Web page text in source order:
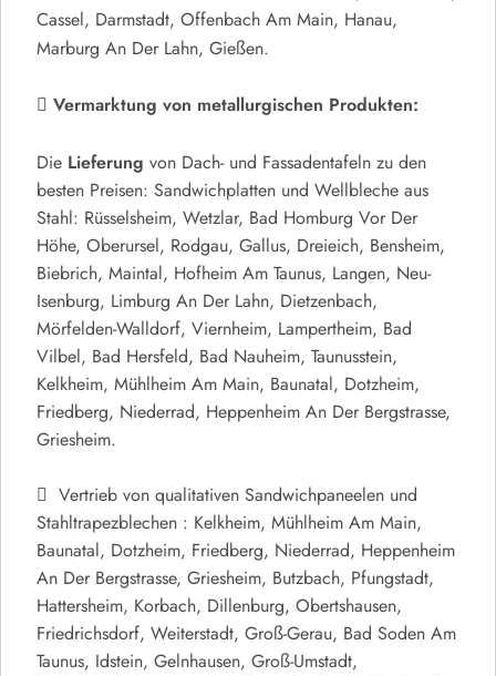
Cassel, Darmstadt, Offenbach Am Main, Hanau,
Marburg An Der Lahn, Gießen.
Vermarktung von metallurgischen Produkten:
Die Lieferung von Dach- und Fassadentafeln zu den
besten Preisen: Sandwichplatten und Wellbleche aus
Stahl: Rüsselsheim, Wetzlar, Bad Homburg Vor Der
Höhe, Oberursel, Rodgau, Gallus, Dreieich, Bensheim,
Biebrich, Maintal, Hofheim Am Taunus, Langen, Neu-
Isenburg, Limburg An Der Lahn, Dietzenbach,
Mörfelden-Walldorf, Viernheim, Lampertheim, Bad
Vilbel, Bad Hersfeld, Bad Nauheim, Taunusstein,
Kelkheim, Mühlheim Am Main, Baunatal, Dotzheim,
Friedberg, Niederrad, Heppenheim An Der Bergstrasse,
Griesheim.
Vertrieb von qualitativen Sandwichpaneelen und
Stahltrapezblechen : Kelkheim, Mühlheim Am Main,
Baunatal, Dotzheim, Friedberg, Niederrad, Heppenheim
An Der Bergstrasse, Griesheim, Butzbach, Pfungstadt,
Hattersheim, Korbach, Dillenburg, Obertshausen,
Friedrichsdorf, Weiterstadt, Groß-Gerau, Bad Soden Am
Taunus, Idstein, Gelnhausen, Groß-Umstadt,